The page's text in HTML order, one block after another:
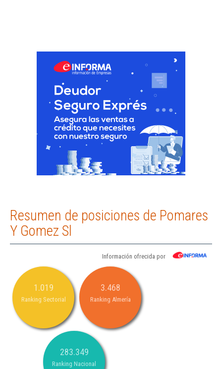
Resumen de posiciones de Pomares
Y Gomez Sl
Información ofrecida por
1.019
Ranking Sectorial
3.468
Ranking Almería
283.349
Ranking Nacional